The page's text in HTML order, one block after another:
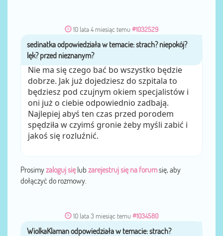
10 lata 4 miesiąc temu #1032529
przezsedinatka
Nie ma się czego bać bo wszystko będzie
dobrze. Jak już dojedziesz do szpitala to
będziesz pod czujnym okiem specjalistów i
oni już o ciebie odpowiednio zadbają.
Najlepiej abyś ten czas przed porodem
spędziła w czyimś gronie żeby myśli zabić i
jakoś się rozluźnić.
Prosimyzaloguj sięlub zarejestruj się na forumsię, aby
dołączyć do rozmowy.
10 lata 3 miesiąc temu #1034580
przezWiolkaKlaman